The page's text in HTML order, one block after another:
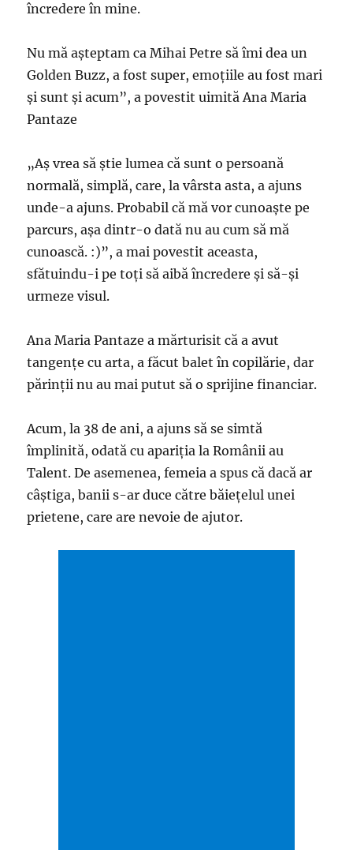
încredere în mine.
Nu mă așteptam ca Mihai Petre să îmi dea un
Golden Buzz, a fost super, emoțiile au fost mari
și sunt și acum”, a povestit uimită Ana Maria
Pantaze
„Aș vrea să știe lumea că sunt o persoană
normală, simplă, care, la vârsta asta, a ajuns
unde-a ajuns. Probabil că mă vor cunoaște pe
parcurs, așa dintr-o dată nu au cum să mă
cunoască. :)”, a mai povestit aceasta,
sfătuindu-i pe toți să aibă încredere și să-și
urmeze visul.
Ana Maria Pantaze a mărturisit că a avut
tangențe cu arta, a făcut balet în copilărie, dar
părinții nu au mai putut să o sprijine financiar.
Acum, la 38 de ani, a ajuns să se simtă
împlinită, odată cu apariția la Românii au
Talent. De asemenea, femeia a spus că dacă ar
câștiga, banii s-ar duce către băiețelul unei
prietene, care are nevoie de ajutor.